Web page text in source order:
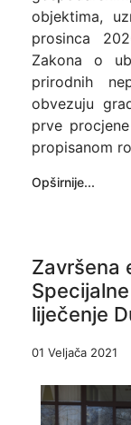
objektima,
prosinca
Zakona o
prirodnih
obvezuju
prve
propisanom
Opširnije...
Završena
liječenje
01 Veljača 2021